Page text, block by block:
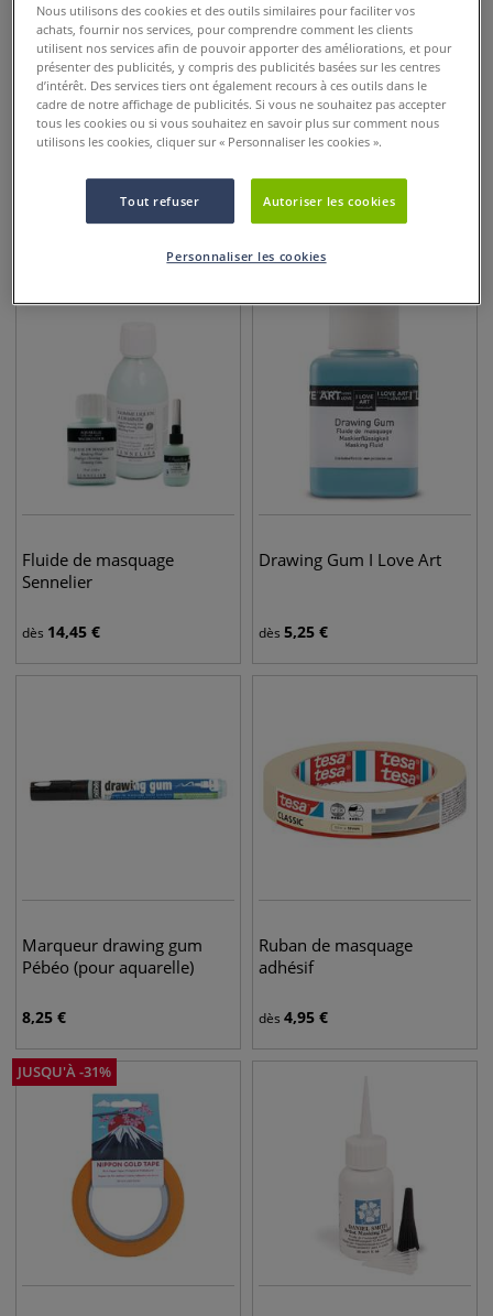
Lot de 4 gommes éponges
magiques pour aquarelle
Ruban de masquage/papier
riz Washi précision/lignes
fines - 50 m
Fluide de masquage
Sennelier
dès 14,45 €
Drawing Gum I Love Art
dès 5,25 €
Marqueur drawing gum
Pébéo (pour aquarelle)
8,25 €
Ruban de masquage
adhésif
dès 4,95 €
JUSQU'À-31%
Nous utilisons des cookies et des outils similaires pour faciliter vos
achats, fournir nos services, pour comprendre comment les clients
utilisent nos services afin de pouvoir apporter des améliorations, et pour
présenter des publicités, y compris des publicités basées sur les centres
d’intérêt. Des services tiers ont également recours à ces outils dans le
cadre de notre affichage de publicités. Si vous ne souhaitez pas accepter
tous les cookies ou si vous souhaitez en savoir plus sur comment nous
utilisons les cookies, cliquer sur « Personnaliser les cookies ».
Tout refuser Autoriser les cookies
Personnaliser les cookies